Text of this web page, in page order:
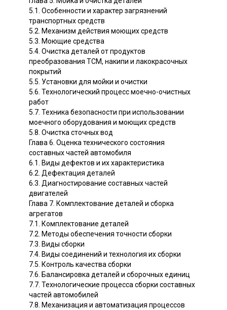
5.1. Особенности и характер загрязнений
транспортных средств
5.2. Механизм действия моющих средств
5.3. Моющие средства
5.4. Очистка деталей от продуктов
преобразования ТСМ, накипи и лакокрасочных
покрытий
5.5. Установки для мойки и очистки
5.6. Технологический процесс моечно-очистных
работ
5.7. Техника безопасности при использовании
моечного оборудования и моющих средств
5.8. Очистка сточных вод
Глава 6. Оценка технического состояния
составных частей автомобиля
6.1. Виды дефектов и их характеристика
6.2. Дефектация деталей
6.3. Диагностирование составных частей
двигателей
Глава 7. Комплектование деталей и сборка
агрегатов
7.1. Комплектование деталей
7.2. Методы обеспечения точности сборки
7.3. Виды сборки
7.4. Виды соединений и технология их сборки
7.5. Контроль качества сборки
7.6. Балансировка деталей и сборочных единиц
7.7. Технологические процесса сборки составных
частей автомобилей
7.8. Механизация и автоматизация процессов